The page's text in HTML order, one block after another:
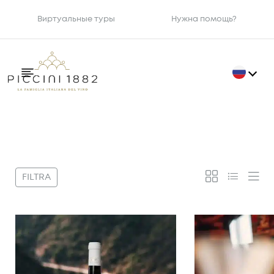
Виртуальные туры Нужна помощь?
Фильтр